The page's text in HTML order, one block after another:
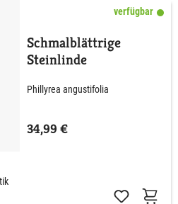
verfügbar
Schmalblättrige
Steinlinde
Phillyrea angustifolia
34,99 €